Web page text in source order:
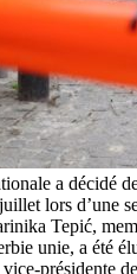
a décidé
lors d’une
Tepić,
unie, a été
présidente